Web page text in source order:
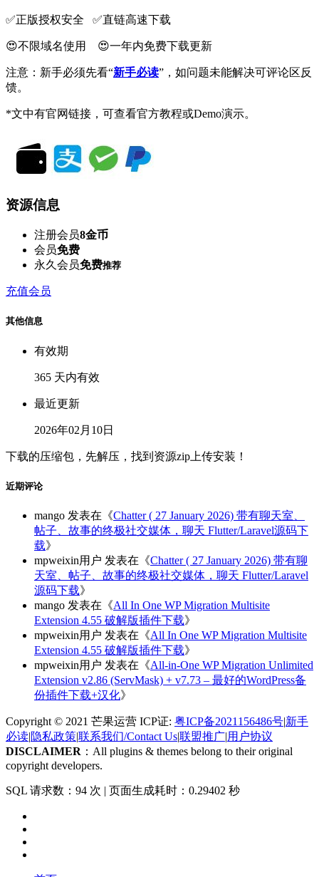
✅️正版授权安全 ✅️直链高速下载
😍不限域名使用 😍一年内免费下载更新
注意：新手必须先看“新手必读”，如问题未能解决可评论区反
馈。
*文中有官网链接，可查看官方教程或Demo演示。
资源信息
注册会员8金币
会员免费
永久会员免费推荐
充值会员
其他信息
有效期
365 天内有效
最近更新
2026年02月10日
下载的压缩包，先解压，找到资源zip上传安装！
近期评论
mango 发表在《Chatter ( 27 January 2026) 带有聊天室、
帖子、故事的终极社交媒体，聊天 Flutter/Laravel源码下
载》
mpweixin用户 发表在《Chatter ( 27 January 2026) 带有聊
天室、帖子、故事的终极社交媒体，聊天 Flutter/Laravel
源码下载》
mango 发表在《All In One WP Migration Multisite
Extension 4.55 破解版插件下载》
mpweixin用户 发表在《All In One WP Migration Multisite
Extension 4.55 破解版插件下载》
mpweixin用户 发表在《All-in-One WP Migration Unlimited
Extension v2.86 (ServMask) + v7.73 – 最好的WordPress备
份插件下载+汉化》
Copyright © 2021 芒果运营 ICP证: 粤ICP备2021156486号|新手
必读|隐私政策|联系我们/Contact Us|联盟推广|用户协议
DISCLAIMER ：All plugins & themes belong to their original
copyright developers.
SQL 请求数：94 次 | 页面生成耗时：0.29402 秒